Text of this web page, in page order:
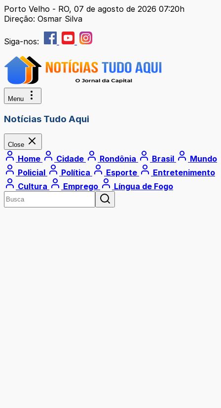
Porto Velho - RO, 07 de agosto de 2026 07:20h
Direção: Osmar Silva
Siga-nos:
Menu
Notícias Tudo Aqui
Close
Home Cidade Rondônia Brasil
Mundo
Policial
Política Esporte
Entretenimento
Cultura
Emprego Língua de Fogo